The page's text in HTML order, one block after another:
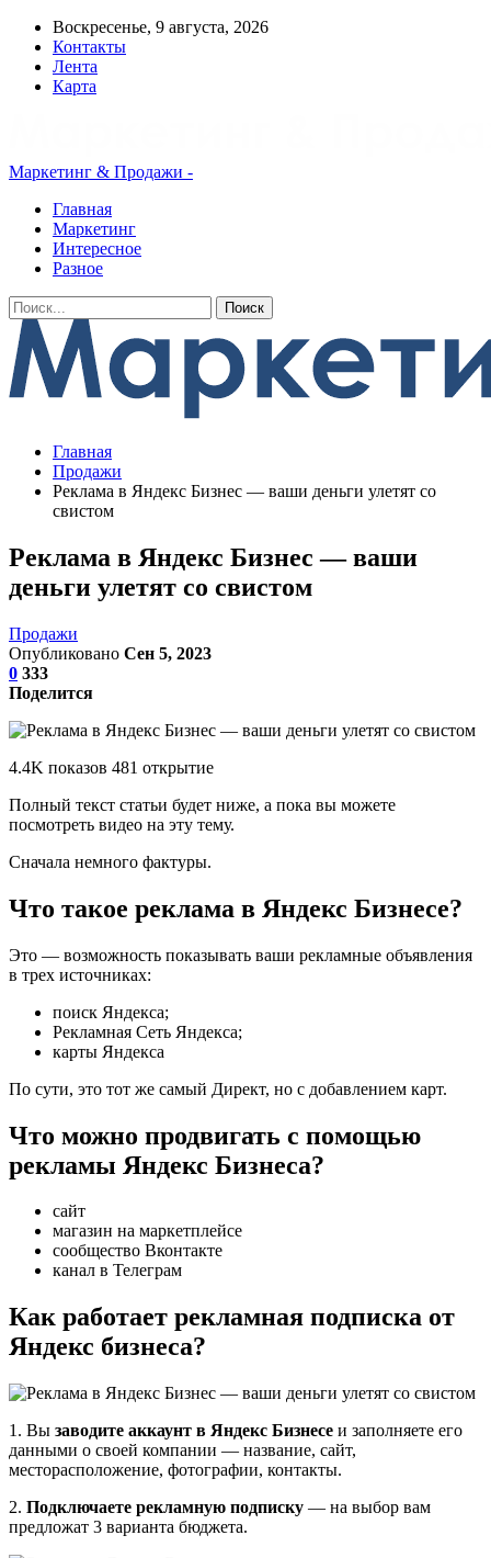
Воскресенье, 9 августа, 2026
Контакты
Лента
Карта
Маркетинг & Продажи -
Главная
Маркетинг
Интересное
Разное
Главная
Продажи
Реклама в Яндекс Бизнес — ваши деньги улетят со
свистом
Реклама в Яндекс Бизнес — ваши
деньги улетят со свистом
Продажи
Опубликовано Сен 5, 2023
0 333
Поделится
4.4K показов 481 открытие
Полный текст статьи будет ниже, а пока вы можете
посмотреть видео на эту тему.
Сначала немного фактуры.
Что такое реклама в Яндекс Бизнесе?
Это — возможность показывать ваши рекламные объявления
в трех источниках:
поиск Яндекса;
Рекламная Сеть Яндекса;
карты Яндекса
По сути, это тот же самый Директ, но с добавлением карт.
Что можно продвигать с помощью
рекламы Яндекс Бизнеса?
сайт
магазин на маркетплейсе
сообщество Вконтакте
канал в Телеграм
Как работает рекламная подписка от
Яндекс бизнеса?
1. Вы заводите аккаунт в Яндекс Бизнесе и заполняете его
данными о своей компании — название, сайт,
месторасположение, фотографии, контакты.
2. Подключаете рекламную подписку — на выбор вам
предложат 3 варианта бюджета.